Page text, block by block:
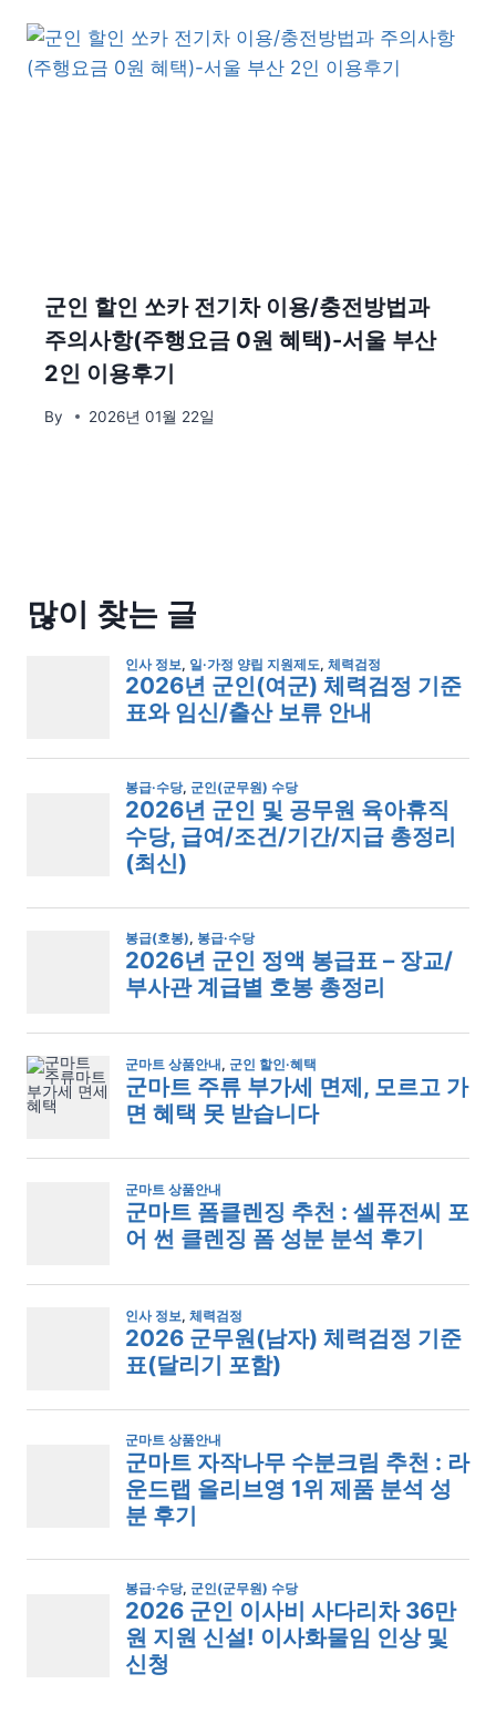
군인 할인 쏘카 전기차 이용/충전방법과
주의사항(주행요금 0원 혜택)-서울 부산
2인 이용후기
By 2026년 01월 22일
많이 찾는 글